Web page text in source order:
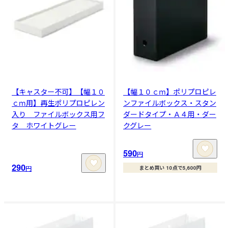
【キャスター不可】【幅１０
ｃｍ用】再生ポリプロピレン
入り ファイルボックス用フ
タ ホワイトグレー
290円
【幅１０ｃｍ】ポリプロピレ
ンファイルボックス・スタン
ダードタイプ・Ａ４用・ダー
クグレー
590円
まとめ買い 10点で5,600円